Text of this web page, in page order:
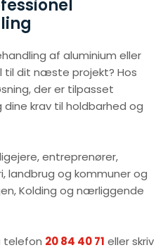
af aluminium eller
til dit næste projekt? Hos
der er tilpasset
krav til holdbarhed og
entreprenører,
landbrug og kommuner og
Kolding og nærliggende
telefon 20 84 40 71 eller skriv